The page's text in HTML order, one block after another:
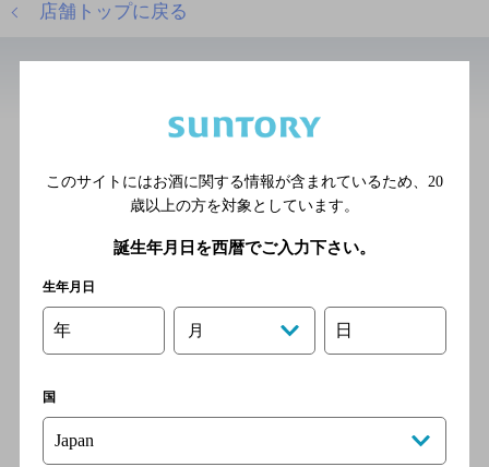
店舗トップに戻る
[創作和食]
ＪＲ鹿児島本線 久留米駅よ
り徒歩１５分／西鉄線 西鉄
あぶりや 大忠
西鉄天神大牟田線 西鉄久留米
このサイトにはお酒に関する情報が含まれているため、 20
歳以上の方を対象としています。
誕生年月日を西暦でご入力下さい。
生年月日
年 月 日
国